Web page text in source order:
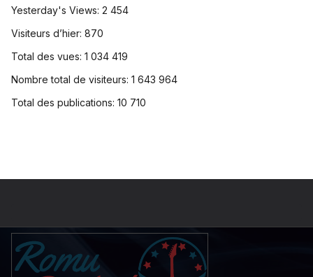
Yesterday's Views: 2 454
Visiteurs d’hier: 870
Total des vues: 1 034 419
Nombre total de visiteurs: 1 643 964
Total des publications: 10 710